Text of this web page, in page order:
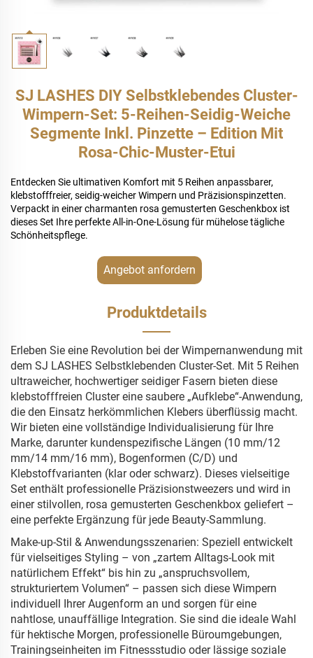
SJ LASHES DIY Selbstklebendes Cluster-
Wimpern-Set: 5-Reihen-Seidig-Weiche
Segmente Inkl. Pinzette – Edition Mit
Rosa-Chic-Muster-Etui
Entdecken Sie ultimativen Komfort mit 5 Reihen anpassbarer,
klebstofffreier, seidig-weicher Wimpern und Präzisionspinzetten.
Verpackt in einer charmanten rosa gemusterten Geschenkbox ist
dieses Set Ihre perfekte All-in-One-Lösung für mühelose tägliche
Schönheitspflege.
Angebot anfordern
Produktdetails
Erleben Sie eine Revolution bei der Wimpernanwendung mit
dem SJ LASHES Selbstklebenden Cluster-Set. Mit 5 Reihen
ultraweicher, hochwertiger seidiger Fasern bieten diese
klebstofffreien Cluster eine saubere „Aufklebe“-Anwendung,
die den Einsatz herkömmlichen Klebers überflüssig macht.
Wir bieten eine vollständige Individualisierung für Ihre
Marke, darunter kundenspezifische Längen (10 mm/12
mm/14 mm/16 mm), Bogenformen (C/D) und
Klebstoffvarianten (klar oder schwarz). Dieses vielseitige
Set enthält professionelle Präzisionstweezers und wird in
einer stilvollen, rosa gemusterten Geschenkbox geliefert –
eine perfekte Ergänzung für jede Beauty-Sammlung.
Make-up-Stil & Anwendungsszenarien: Speziell entwickelt
für vielseitiges Styling – von „zartem Alltags-Look mit
natürlichem Effekt“ bis hin zu „anspruchsvollem,
strukturiertem Volumen“ – passen sich diese Wimpern
individuell Ihrer Augenform an und sorgen für eine
nahtlose, unauffällige Integration. Sie sind die ideale Wahl
für hektische Morgen, professionelle Büroumgebungen,
Trainingseinheiten im Fitnessstudio oder lässige soziale